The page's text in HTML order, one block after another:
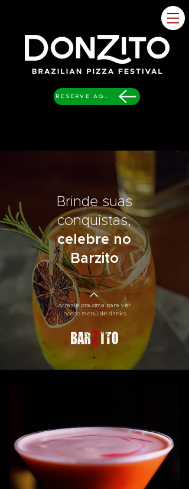
RESERVE AQUI
Brinde suas
conquistas,
celebre no
Barzito
Arraste pra cima para ver
nosso menú de drinks